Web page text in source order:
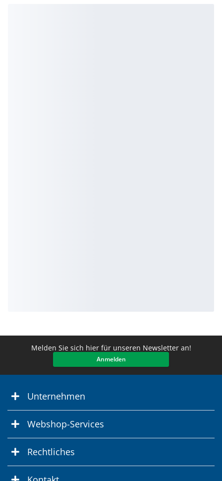
Melden Sie sich hier für unseren Newsletter an!
Anmelden
Unternehmen
Webshop-Services
Rechtliches